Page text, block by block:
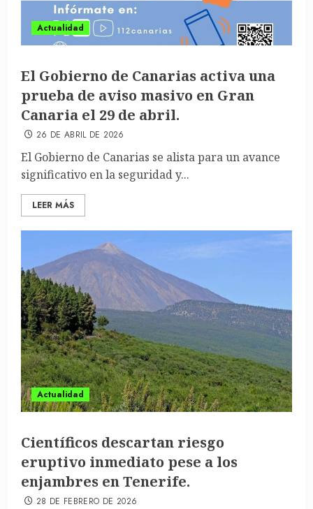
Actualidad
El Gobierno de Canarias activa una
prueba de aviso masivo en Gran
Canaria el 29 de abril.
26 DE ABRIL DE 2026
El Gobierno de Canarias se alista para un avance
significativo en la seguridad y...
LEER MÁS
Actualidad
Científicos descartan riesgo
eruptivo inmediato pese a los
enjambres en Tenerife.
28 DE FEBRERO DE 2026